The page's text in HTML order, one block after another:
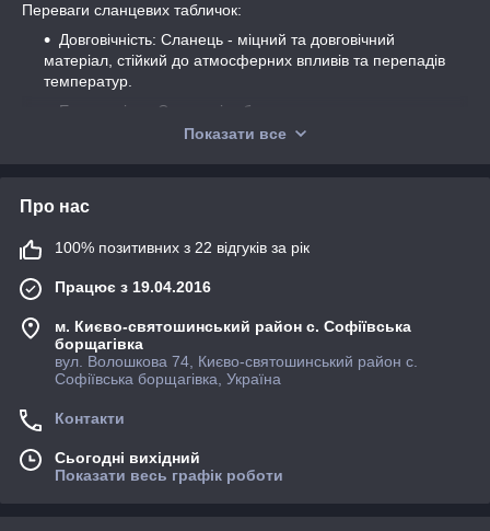
Переваги сланцевих табличок:
Довговічність: Сланець - міцний та довговічний
матеріал, стійкий до атмосферних впливів та перепадів
температур.
Естетичність: Сланцеві таблички мають природну
красу та благородний зовнішній вигляд.
замовника.
безпечний для навколишнього середовища.
Види сланцевих табличок:
для увічнення пам'яті про покійних.
Будинкові таблички: Вказують назву вулиці та номер
будинку.
Інформаційні таблички: Містять інформацію про
Декоративні таблички: Використовуються для
прикраси інтер'єру чи екстер'єру.
Показати все
Про нас
100% позитивних з 22 відгуків за рік
Працює з 19.04.2016
м. Києво-святошинський район с. Софіївська
борщагівка
вул. Волошкова 74, Києво-святошинський район с.
Софіївська борщагівка, Україна
Контакти
Сьогодні вихідний
Показати весь графік роботи